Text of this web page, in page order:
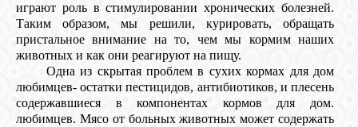
играют роль в стимулировании хронических болезней.
Таким образом, мы решили, курировать, обращать
пристальное внимание на то, чем мы кормим наших
животных и как они реагируют на пищу.
Одна из скрытая проблем в сухих кормах для дом
любимцев- остатки пестицидов, антибиотиков, и плесень
содержавшиеся в компонентах кормов для дом.
любимцев. Мясо от больных животных может содержать